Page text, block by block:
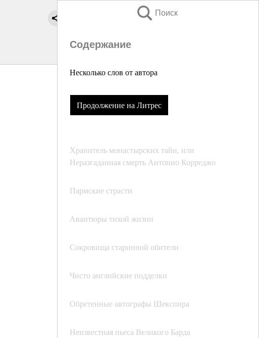
Поиск
Содержание
Несколько слов от автора
Продолжение на Литрес
Хранитель монастырских тайн, или
Неразгаданная смерть Антонио Корреджо
Пармские страсти
Авантюры тихой жизни
Сокровища старинной обители
Чисто английские подделки
Обретенные автографы Шекспира
Неизвестная пьеса Великого Барда